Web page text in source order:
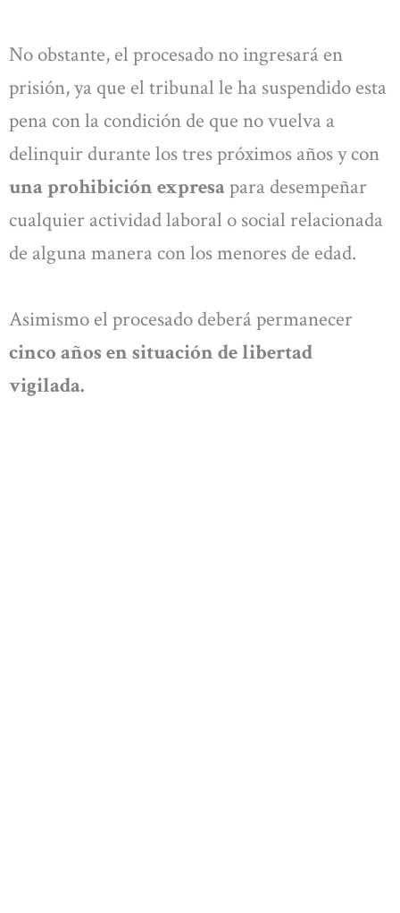
No obstante, el procesado no ingresará en
prisión, ya que el tribunal le ha suspendido esta
pena con la condición de que no vuelva a
delinquir durante los tres próximos años y con
una prohibición expresapara desempeñar
cualquier actividad laboral o social relacionada
de alguna manera con los menores de edad.
Asimismo el procesado deberá permanecer
cinco años en situación de libertad
vigilada.